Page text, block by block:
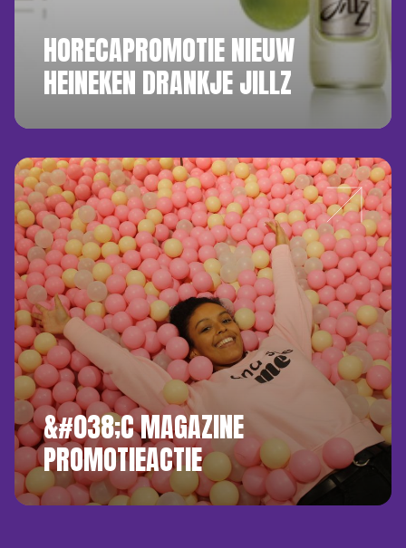
HORECAPROMOTIE NIEUW
HEINEKEN DRANKJE JILLZ
&#038;C MAGAZINE
PROMOTIEACTIE